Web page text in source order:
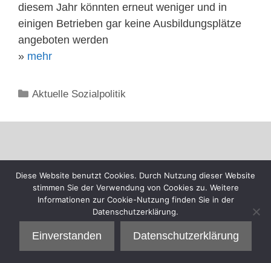
diesem Jahr könnten erneut weniger und in
einigen Betrieben gar keine Ausbildungsplätze
angeboten werden
» mehr
Kategorien
Aktuelle Sozialpolitik
Diese Website benutzt Cookies. Durch Nutzung dieser Website
stimmen Sie der Verwendung von Cookies zu. Weitere
Informationen zur Cookie-Nutzung finden Sie in der
Datenschutzerklärung.
Einverstanden Datenschutzerklärung